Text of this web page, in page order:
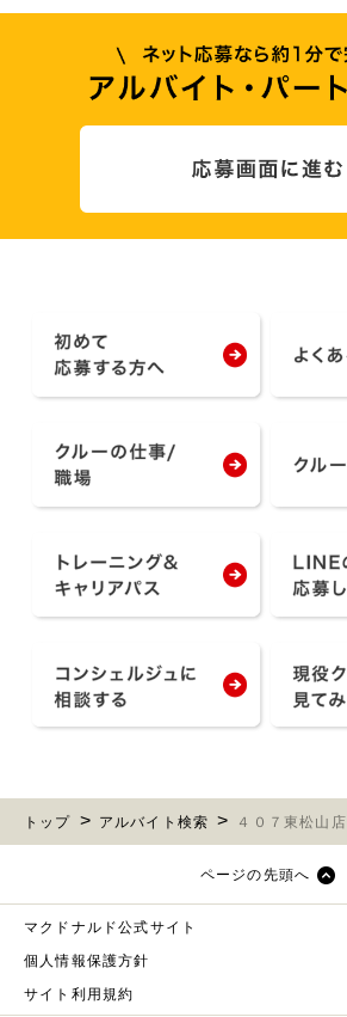
トップ アルバイト検索 ４０７東松山店
ページの先頭へ
マクドナルド公式サイト
個人情報保護方針
サイト利用規約